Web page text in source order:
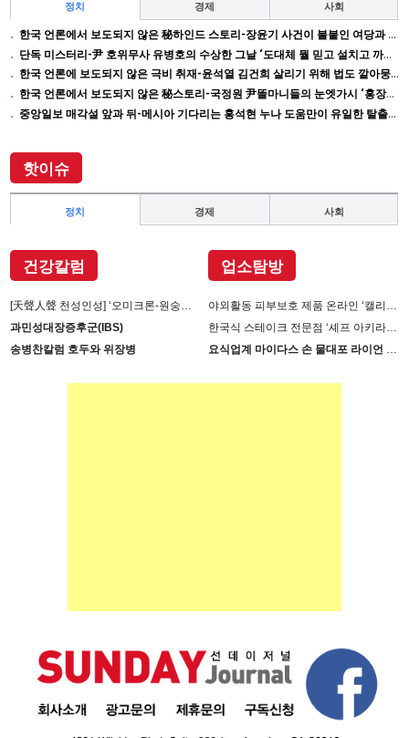
정치 경제 사회
한국 언론에서 보도되지 않은 秘하인드 스토리-장윤기 사건이 불붙인 여당과 검찰의 보완 수사권 전쟁
단독 미스터리-尹 호위무사 유병호의 수상한 그날 ‘도대체 뭘 믿고 설치고 까부나 했더니…’
한국 언론에 보도되지 않은 극비 취재-윤석열 김건희 살리기 위해 법도 깔아뭉갠 심우정의 자충수
한국 언론에서 보도되지 않은 秘스토리-국정원 尹똘마니들의 눈엣가시 ‘홍장원’ 죽이기
중앙일보 매각설 앞과 뒤-메시아 기다리는 홍석현 누나 도움만이 유일한 탈출구인데 …
핫이슈
정치 경제 사회
건강칼럼
[天聲人聲 천성인성] ‘오미크론-원숭이 두창’장난 아니다
과민성대장증후군(IBS)
송병찬칼럼 호두와 위장병
업소탐방
야외활동 피부보호 제품 온라인 ‘캘리제이’(Cali-j)에서 판매
한국식 스테이크 전문점 ‘셰프 아키라백의 AB스테이크’ 진출
요식업계 마이다스 손 물대포 라이언 손 사장의 인생 필살기